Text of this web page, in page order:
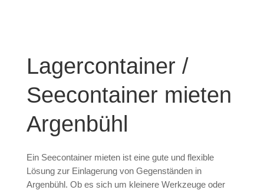
Lagercontainer /
Seecontainer mieten
Argenbühl
Ein Seecontainer mieten ist eine gute und flexible
Lösung zur Einlagerung von Gegenständen in
Argenbühl. Ob es sich um kleinere Werkzeuge oder